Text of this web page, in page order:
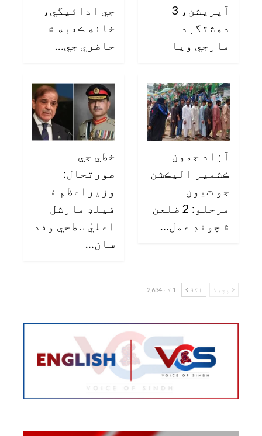
آپريشن، 3
دهشتگرد
مارجي ويا
جي ادائيگي،
خانه ڪعبه ۾
حاضري جي…
آزاد جمون
ڪشمير اليڪشن
جو ٽيون
مرحلو: 2 ضلعن
۾ چونڊ عمل…
خطي جي
صورتحال:
وزيراعظم ۽
فيلڊ مارشل
اعليٰ سطحي وفد
سان…
پچھلا اگلا 1 کے 2,634